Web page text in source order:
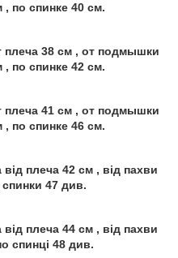
по спинке 40 см.
плеча 38 см , от подмышки
по спинке 42 см.
плеча 41 см , от подмышки
по спинке 46 см.
плеча 42 см , від пахви
47 див.
плеча 44 см , від пахви
спинці 48 див.